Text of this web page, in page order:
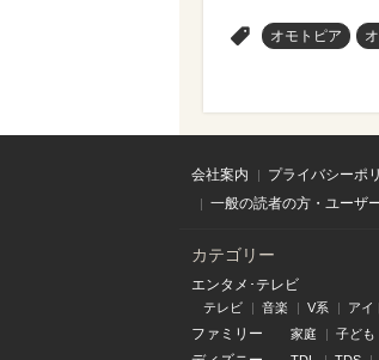
オモトピア
会社案内 プライバシーポ
一般の読者の方・ユーザ
カテゴリー
エンタメ･テレビ
テレビ 音楽 V系 アイ
ファミリー 家庭 子ども